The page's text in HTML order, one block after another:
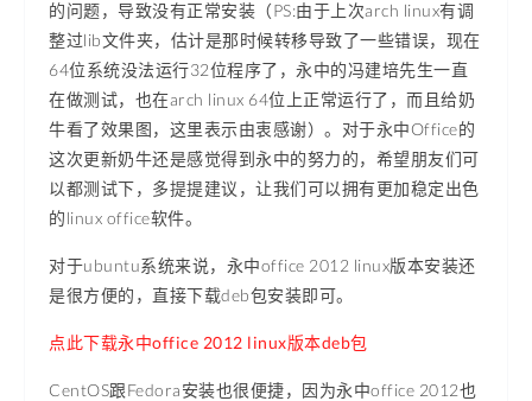
的问题，导致没有正常安装（PS:由于上次arch linux有调
整过lib文件夹，估计是那时候转移导致了一些错误，现在
64位系统没法运行32位程序了，永中的冯建培先生一直
在做测试，也在arch linux 64位上正常运行了，而且给奶
牛看了效果图，这里表示由衷感谢）。对于永中Office的
这次更新奶牛还是感觉得到永中的努力的，希望朋友们可
以都测试下，多提提建议，让我们可以拥有更加稳定出色
的linux office软件。
对于ubuntu系统来说，永中office 2012 linux版本安装还
是很方便的，直接下载deb包安装即可。
点此下载永中office 2012 linux版本deb包
CentOS跟Fedora安装也很便捷，因为永中office 2012也